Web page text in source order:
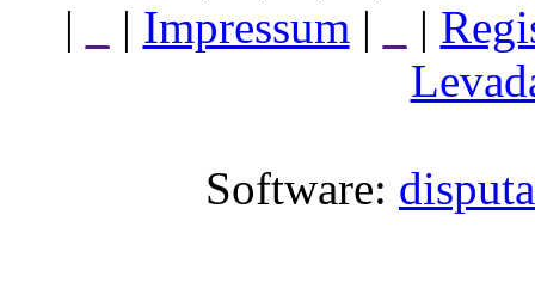
|
| Impressum | |
Software: